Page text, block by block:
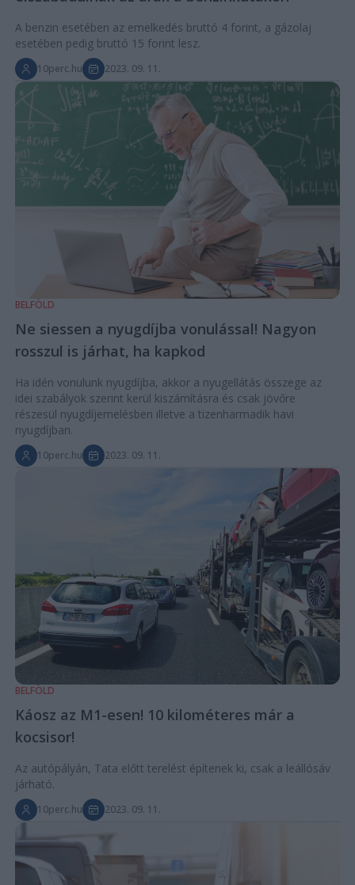
A benzin esetében az emelkedés bruttó 4 forint, a gázolaj
esetében pedig bruttó 15 forint lesz.
10perc.hu 2023. 09. 11.
BELFÖLD
Ne siessen a nyugdíjba vonulással! Nagyon
rosszul is járhat, ha kapkod
Ha idén vonulunk nyugdíjba, akkor a nyugellátás összege az
idei szabályok szerint kerül kiszámításra és csak jövőre
részesül nyugdíjemelésben illetve a tizenharmadik havi
nyugdíjban.
10perc.hu 2023. 09. 11.
BELFÖLD
Káosz az M1-esen! 10 kilométeres már a
kocsisor!
Az autópályán, Tata előtt terelést építenek ki, csak a leállósáv
járható.
10perc.hu 2023. 09. 11.